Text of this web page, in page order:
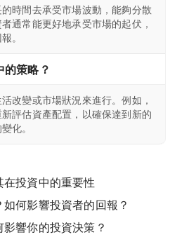
時間去承受市場波動，能夠分散
通常能更好地承受市場的起伏，
。
的策略？
改變或市場狀況來進行。例如，
評估資產配置，以確保達到新的
化。
投資中的重要性
何影響投資者的回報？
響你的投資決策？